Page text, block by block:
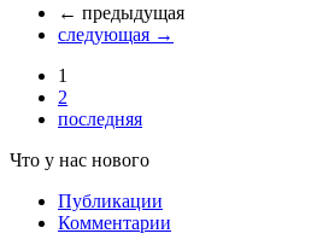
← предыдущая
следующая →
1
2
последняя
Что у нас нового
Публикации
Комментарии